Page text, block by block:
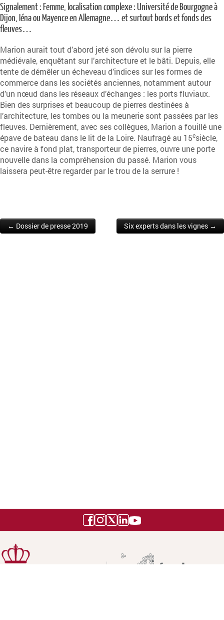
Signalement : Femme, localisation complexe : Université de Bourgogne à
Dijon, Iéna ou Mayence en Allemagne… et surtout bords et fonds des
fleuves…
Marion aurait tout d’abord jeté son dévolu sur la pierre
médiévale, enquêtant sur l’architecture et le bâti. Depuis, elle
tente de démêler un écheveau d’indices sur les formes de
commerce dans les sociétés anciennes, notamment autour
d’un nœud dans les réseaux d’échanges : les ports fluviaux.
Bien des surprises et beaucoup de pierres destinées à
l’architecture, les tombes ou la meunerie sont passées par les
fleuves. Dernièrement, avec ses collègues, Marion a fouillé une
épave de bateau dans le lit de la Loire. Naufragé au 15esiècle,
ce navire à fond plat, transporteur de pierres, ouvre une porte
nouvelle dans la compréhension du passé. Marion vous
laissera peut-être regarder par le trou de la serrure !
Post navigation
← Dossier de presse 2019 Six experts dans les vignes →